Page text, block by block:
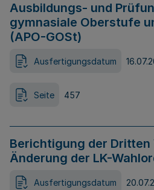
Ausbildungs- und
gymnasiale Oberstufe
(APO-GOSt)
Ausfertigungsdatum
Seite 457
Berichtigung der Dritten
Änderung der LK-
Ausfertigungsdatum